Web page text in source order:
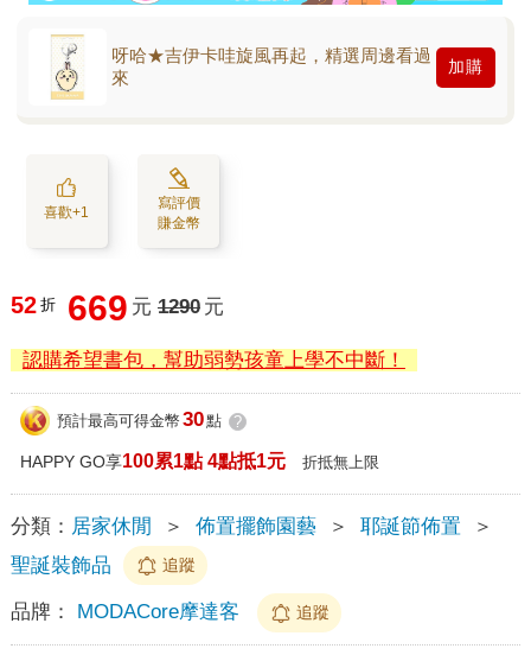
呀哈★吉伊卡哇旋風再起，精選周邊看過
來
加購
喜歡+1
寫評價
賺金幣
52 折 669 元 1290 元
認購希望書包，幫助弱勢孩童上學不中斷！
預計最高可得金幣 30點 ?
HAPPY GO享100累1點 4點抵1元 折抵無上限
分類： 居家休閒 ＞ 佈置擺飾園藝 ＞ 耶誕節佈置
＞
聖誕裝飾品
追蹤
品牌： MODACore摩達客 追蹤